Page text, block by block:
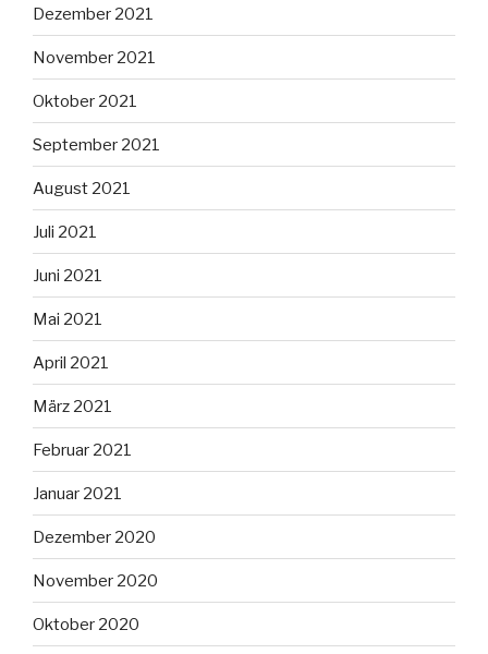
Dezember 2021
November 2021
Oktober 2021
September 2021
August 2021
Juli 2021
Juni 2021
Mai 2021
April 2021
März 2021
Februar 2021
Januar 2021
Dezember 2020
November 2020
Oktober 2020